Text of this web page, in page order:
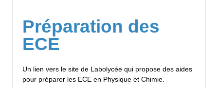
Préparation des
ECE
Un lien vers le site de Labolycée qui propose des aides
pour préparer les ECE en Physique et Chimie.